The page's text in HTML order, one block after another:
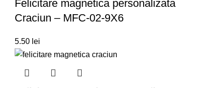
Felicitare magnetica personalizata
Craciun – MFC-02-9X6
5.50 lei